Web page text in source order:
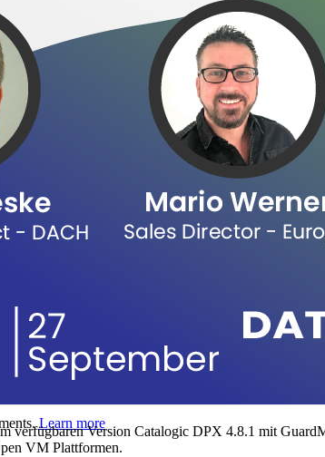
Learn more
Version Catalogic DPX 4.8.1 mit
VM Plattformen.